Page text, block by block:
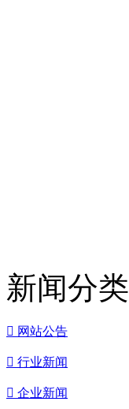
新闻分类
 网站公告
 行业新闻
 企业新闻